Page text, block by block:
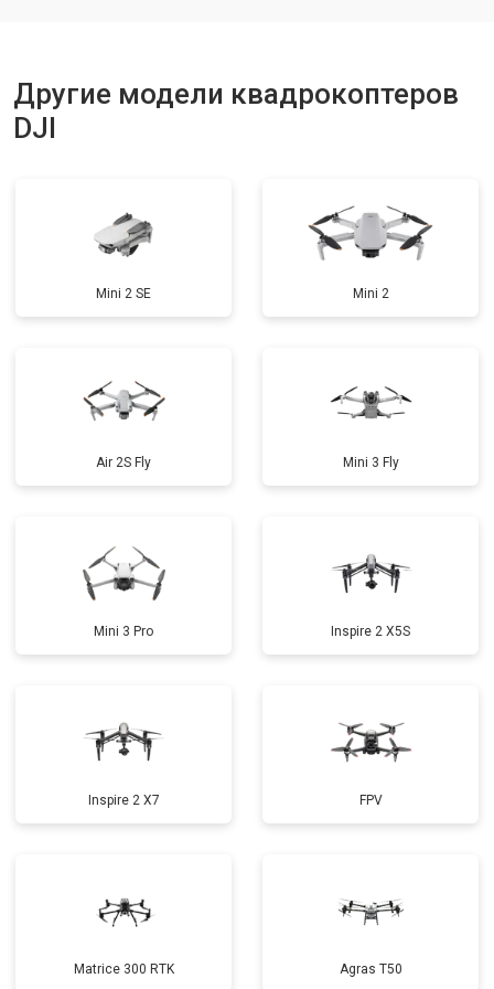
Другие модели квадрокоптеров
DJI
Mini 2 SE Mini 2
Air 2S Fly Mini 3 Fly
Mini 3 Pro Inspire 2 X5S
Inspire 2 X7 FPV
Matrice 300 RTK Agras T50